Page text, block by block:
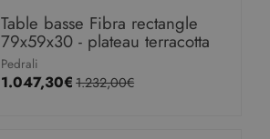
Table basse Fibra rectangle
79x59x30 - plateau terracotta
Pedrali
1.047,30€ 1.232,00€